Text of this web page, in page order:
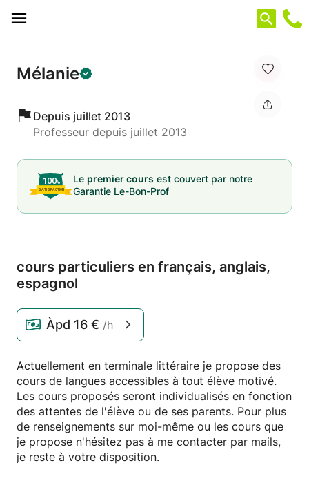
Mélanie
Depuis juillet 2013
Professeur depuis juillet 2013
Le premier cours est couvert par notre
Garantie Le-Bon-Prof
cours particuliers en français, anglais,
espagnol
Àpd 16 € /h
Actuellement en terminale littéraire je propose des
cours de langues accessibles à tout élève motivé.
Les cours proposés seront individualisés en fonction
des attentes de l'élève ou de ses parents. Pour plus
de renseignements sur moi-même ou les cours que
je propose n'hésitez pas à me contacter par mails,
je reste à votre disposition.